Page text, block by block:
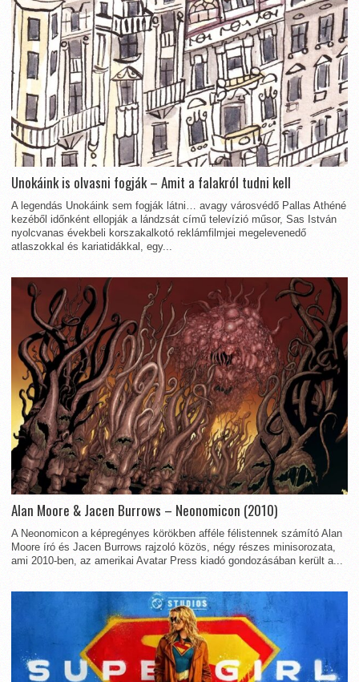
Unokáink is olvasni fogják – Amit a falakról tudni kell
A legendás Unokáink sem fogják látni… avagy városvédő Pallas Athéné
kezéből időnként ellopják a lándzsát című televízió műsor, Sas István
nyolcvanas évekbeli korszakalkotó reklámfilmjei megelevenedő
atlaszokkal és kariatidákkal, egy...
Alan Moore & Jacen Burrows – Neonomicon (2010)
A Neonomicon a képregényes körökben afféle félistennek számító Alan
Moore író és Jacen Burrows rajzoló közös, négy részes minisorozata,
ami 2010-ben, az amerikai Avatar Press kiadó gondozásában került a...